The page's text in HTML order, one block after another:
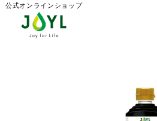
公式オンラインショップ